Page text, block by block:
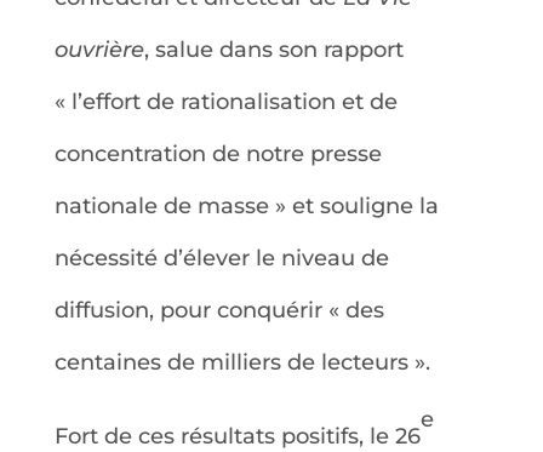
ouvrière, salue dans son rapport
« l’effort de rationalisation et de
concentration de notre presse
nationale de masse » et souligne la
nécessité d’élever le niveau de
diffusion, pour conquérir « des
centaines de milliers de lecteurs ».
Fort de ces résultats positifs, le 26
e